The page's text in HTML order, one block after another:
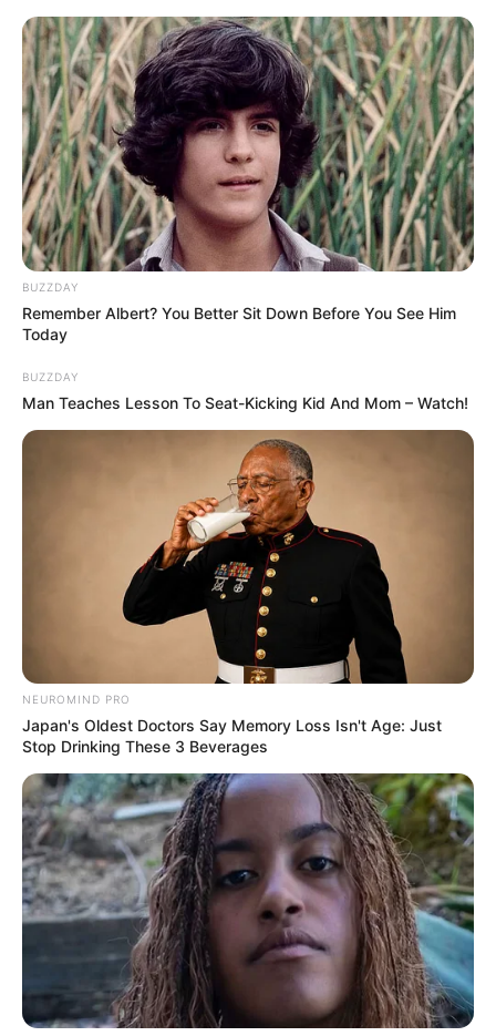
HOME
INSPIRASI
STYLE
FILM &
SERIES
NGAKAK
QUOTES
HYPE
MORE
BUZZDAY
Remember Albert? You Better Sit Down Before You See Him
Today
BUZZDAY
Man Teaches Lesson To Seat-Kicking Kid And Mom – Watch!
NEUROMIND PRO
Japan's Oldest Doctors Say Memory Loss Isn't Age: Just
Stop Drinking These 3 Beverages